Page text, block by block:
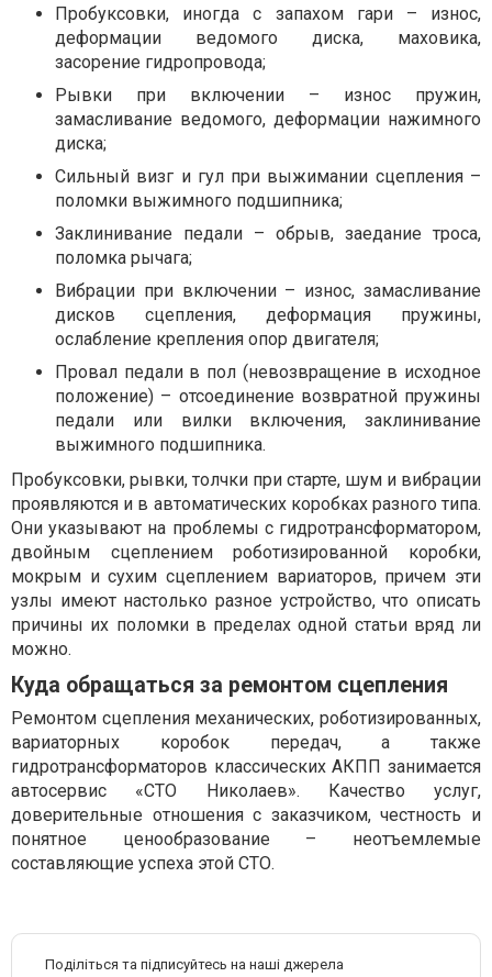
Пробуксовки, иногда с запахом гари – износ,
деформации ведомого диска, маховика,
засорение гидропровода;
Рывки при включении – износ пружин,
замасливание ведомого, деформации нажимного
диска;
Сильный визг и гул при выжимании сцепления –
поломки выжимного подшипника;
Заклинивание педали – обрыв, заедание троса,
поломка рычага;
Вибрации при включении – износ, замасливание
дисков сцепления, деформация пружины,
ослабление крепления опор двигателя;
Провал педали в пол (невозвращение в исходное
положение) – отсоединение возвратной пружины
педали или вилки включения, заклинивание
выжимного подшипника.
Пробуксовки, рывки, толчки при старте, шум и вибрации
проявляются и в автоматических коробках разного типа.
Они указывают на проблемы с гидротрансформатором,
двойным сцеплением роботизированной коробки,
мокрым и сухим сцеплением вариаторов, причем эти
узлы имеют настолько разное устройство, что описать
причины их поломки в пределах одной статьи вряд ли
можно.
Куда обращаться за ремонтом сцепления
Ремонтом сцепления механических, роботизированных,
вариаторных коробок передач, а также
гидротрансформаторов классических АКПП занимается
автосервис «СТО Николаев». Качество услуг,
доверительные отношения с заказчиком, честность и
понятное ценообразование – неотъемлемые
составляющие успеха этой СТО.
Поділіться та підписуйтесь на наші джерела